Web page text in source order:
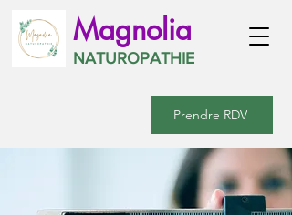
Magnolia
NATUROPATHIE
Prendre RDV